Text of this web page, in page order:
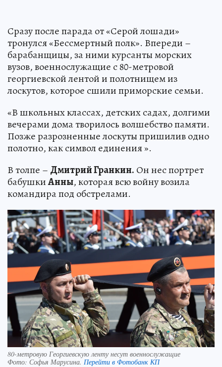
Сразу после парада от «Серой лошади»
тронулся «Бессмертный полк». Впереди –
барабанщицы, за ними курсанты морских
вузов, военнослужащие с 80-метровой
георгиевской лентой и полотнищем из
лоскутов, которое сшили приморские семьи.
«В школьных классах, детских садах, долгими
вечерами дома творилось волшебство памяти.
Позже разрозненные лоскуты пришилив одно
полотно, как символ единения ».
В толпе – Дмитрий Гранкин. Он нес портрет
бабушкиАнны, которая всю войну возила
командира под обстрелами.
80-метровую Георгиевскую ленту несут военнослужащие
Фото: Софья Марусина. Перейти в Фотобанк КП